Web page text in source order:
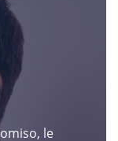
le